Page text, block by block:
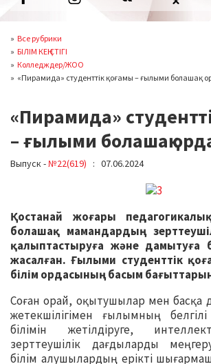
Все рубрики
БІЛІМ КЕҢІСТІГІ
Колледждер/ЖОО
«Пирамида» студенттік қоғамы – ғылыми болашақ
«Пирамида»
– ғылыми болашақ
Выпуск -№22(619) : 07.06.2024
Қостанай жоғары
болашақ мамандардың
қалыптастыруға және дамытуға
жасалған. Ғылыми студенттік
білім ордасының басым
Соған орай, оқытушылар мен басқа
жетекшілігімен ғылымның
білімін жетілдіруге,
зерттеушілік дағдыларды
білім алушылардың ерікті